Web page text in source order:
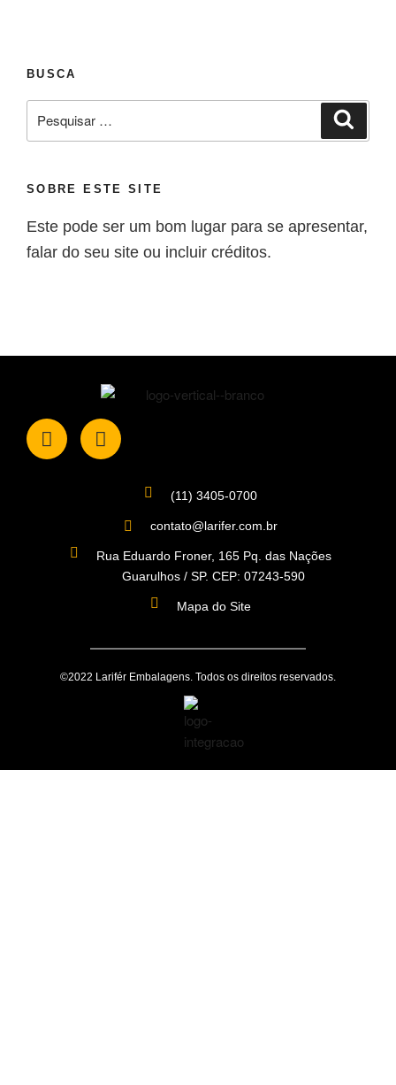
BUSCA
SOBRE ESTE SITE
Este pode ser um bom lugar para se apresentar,
falar do seu site ou incluir créditos.
(11) 3405-0700
contato@larifer.com.br
Rua Eduardo Froner, 165 Pq. das Nações
Guarulhos / SP. CEP: 07243-590
Mapa do Site
©2022 Larifér Embalagens. Todos os direitos reservados.